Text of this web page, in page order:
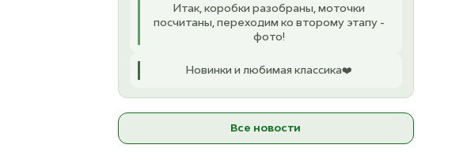
Итак, коробки разобраны, моточки
посчитаны, переходим ко второму этапу -
фото!
Новинки и любимая классика❤️
Все новости